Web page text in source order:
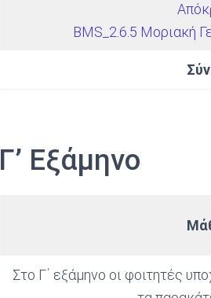
BMS_2.6.5 Μοριακή
Γ’ Εξάμηνο
Στο Γ΄ εξάμηνο οι φοιτητές